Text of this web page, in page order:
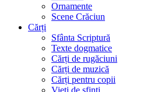
Ornamente
Scene Crăciun
Cărți
Sfânta Scriptură
Texte dogmatice
Cărți de rugăciuni
Cărți de muzică
Cărți pentru copii
Vieți de sfinți